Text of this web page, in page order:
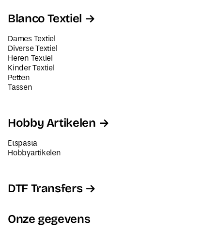
Blanco Textiel
Dames Textiel
Diverse Textiel
Heren Textiel
Kinder Textiel
Petten
Tassen
Hobby Artikelen
Etspasta
Hobbyartikelen
DTF Transfers
Onze gegevens